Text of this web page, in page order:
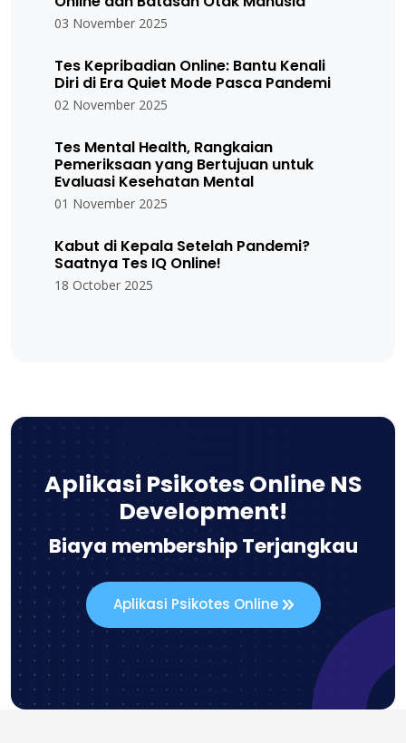
03 November 2025
Tes Kepribadian Online: Bantu Kenali
Diri di Era Quiet Mode Pasca Pandemi
02 November 2025
Tes Mental Health, Rangkaian
Pemeriksaan yang Bertujuan untuk
Evaluasi Kesehatan Mental
01 November 2025
Kabut di Kepala Setelah Pandemi?
Saatnya Tes IQ Online!
18 October 2025
Aplikasi Psikotes Online NS
Development!
Biaya membership Terjangkau
Aplikasi Psikotes Online